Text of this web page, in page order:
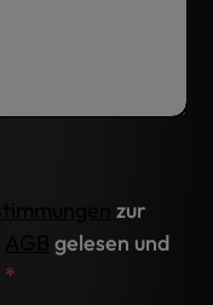
zur
gelesen und
*